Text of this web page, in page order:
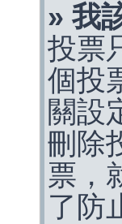
» 我
投票
個投
關設
刪除
票，
了防